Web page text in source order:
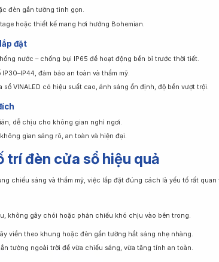
đèn gắn tường tinh gọn.
hoặc thiết kế mang hơi hướng Bohemian.
đặt
nước – chống bụi IP65 để hoạt động bền bỉ trước thời tiết.
đảm bảo an toàn và thẩm mỹ.
VINALED có hiệu suất cao, ánh sáng ổn định, độ bền vượt trội.
dễ chịu cho không gian nghỉ ngơi.
gian sáng rõ, an toàn và hiện đại.
trí đèn cửa sổ hiệu quả
chiếu sáng và thẩm mỹ, việc lắp đặt đúng cách là yếu tố rất quan
không gây chói hoặc phản chiếu khó chịu vào bên trong.
viền theo khung hoặc đèn gắn tường hắt sáng nhẹ nhàng.
tường ngoài trời để vừa chiếu sáng, vừa tăng tính an toàn.